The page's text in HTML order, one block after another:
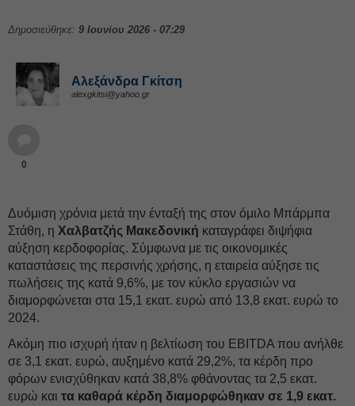
Δημοσιεύθηκε: 9 Ιουνίου 2026 - 07:29
Αλεξάνδρα Γκίτση
alexgkitsi@yahoo.gr
0
Δυόμιση χρόνια μετά την ένταξή της στον όμιλο Μπάρμπα
Στάθη, η Χαλβατζής Μακεδονική καταγράφει διψήφια
αύξηση κερδοφορίας. Σύμφωνα με τις οικονομικές
καταστάσεις της περσινής χρήσης, η εταιρεία αύξησε τις
πωλήσεις της κατά 9,6%, με τον κύκλο εργασιών να
διαμορφώνεται στα 15,1 εκατ. ευρώ από 13,8 εκατ. ευρώ το
2024.
Ακόμη πιο ισχυρή ήταν η βελτίωση του EBITDA που ανήλθε
σε 3,1 εκατ. ευρώ, αυξημένο κατά 29,2%, τα κέρδη προ
φόρων ενισχύθηκαν κατά 38,8% φθάνοντας τα 2,5 εκατ.
ευρώ και τα καθαρά κέρδη διαμορφώθηκαν σε 1,9 εκατ.